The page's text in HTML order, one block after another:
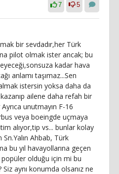
7 5
bir sevdadır,her Türk
pilot olmak ister ancak; bu
kadar hava
anlamı taşımaz...Sen
istersin yoksa daha da
ailene daha refah bir
unutmayın F-16
veya boeingde uçmaya
alıyor,tip vs... bunlar kolay
Sn.Yalın Ahbab, Türk
bu yıl havayollarına geçen
popüler olduğu için mi bu
aynı konumda olsanız ne